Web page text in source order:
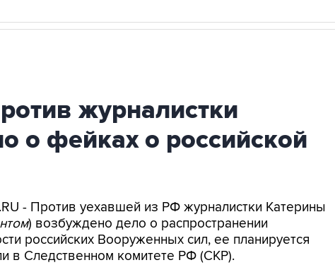
журналистки
о фейках о российской
- Против уехавшей из РФ журналистки Катерины
) возбуждено дело о распространении
российских Вооруженных сил, ее планируется
в Следственном комитете РФ (СКР).